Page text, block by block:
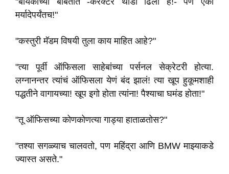
मर्यादेपर्यंतच!"
"कस्तुरी मॅडम विषयी तुला काय माहित आहे?"
"त्या पूर्वी ऑफिसला साहेबांच्या पर्सनल सेक्रेटरी होत्या.
लग्नानन्तर त्यांचं ऑफिसला येणं बंद झालं! त्या खूप हुकूमशाही
पद्धतीने वागायच्या! खूप इगो होता त्यांना! पैश्याचा घमंड होता!"
"तू ऑफिसच्या कोणकोणत्या गाड्या हाताळतोस?"
"तश्या सगळ्याच चालवतो, पण महिंद्रा आणि BMW माझ्याकडे
ज्यास्त असते."